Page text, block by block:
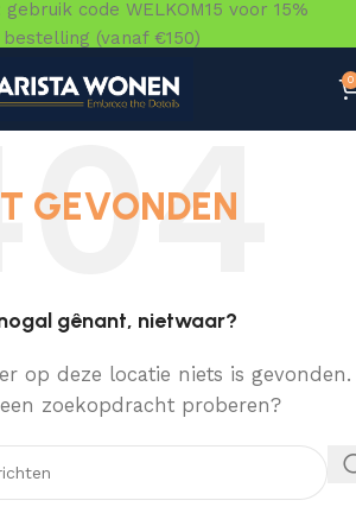
0
GEVONDEN
gênant, nietwaar?
op deze locatie niets is gevonden.
zoekopdracht proberen?
code WELKOM15 voor 15%
(vanaf €150)